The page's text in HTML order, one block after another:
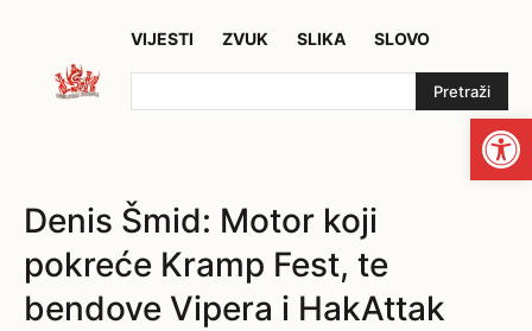
VIJESTI ZVUK SLIKA SLOVO
Pretraži
Denis Šmid: Motor koji
pokreće Kramp Fest, te
bendove Vipera i HakAttak